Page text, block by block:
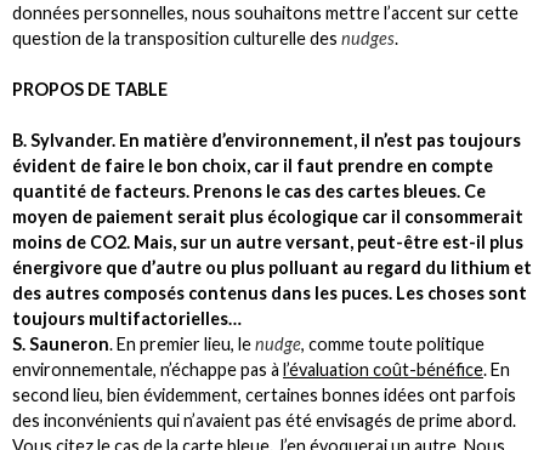
données personnelles, nous souhaitons mettre l’accent sur cette
question de la transposition culturelle des nudges.
PROPOS DE TABLE
B. Sylvander. En matière d’environnement, il n’est pas toujours
évident de faire le bon choix, car il faut prendre en compte
quantité de facteurs. Prenons le cas des cartes bleues. Ce
moyen de paiement serait plus écologique car il consommerait
moins de CO2. Mais, sur un autre versant, peut-être est-il plus
énergivore que d’autre ou plus polluant au regard du lithium et
des autres composés contenus dans les puces. Les choses sont
toujours multifactorielles…
S. Sauneron. En premier lieu, lenudge, comme toute politique
environnementale, n’échappe pas à l’évaluation coût-bénéfice. En
second lieu, bien évidemment, certaines bonnes idées ont parfois
des inconvénients qui n’avaient pas été envisagés de prime abord.
Vous citez le cas de la carte bleue. J’en évoquerai un autre. Nous